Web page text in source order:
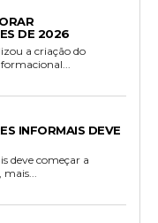
DE 2026
a criação do
INFORMAIS DEVE
deve começar a
mais...